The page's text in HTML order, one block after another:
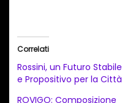
a
m
Correlati
Rossini, un Futuro Stabile
e Propositivo per la Città
ROVIGO: Composizione